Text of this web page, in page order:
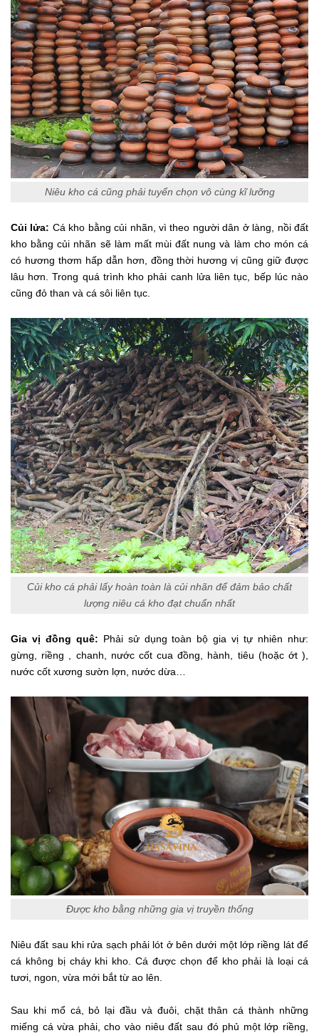
Niêu kho cá cũng phải tuyển chọn vô cùng kĩ lưỡng
Củi lửa: Cá kho bằng củi nhãn, vì theo người dân ở làng, nồi đất
kho bằng củi nhãn sẽ làm mất mùi đất nung và làm cho món cá
có hương thơm hấp dẫn hơn, đồng thời hương vị cũng giữ được
lâu hơn. Trong quá trình kho phải canh lửa liên tục, bếp lúc nào
cũng đỏ than và cá sôi liên tục.
Củi kho cá phải lấy hoàn toàn là củi nhãn để đảm bảo chất
lượng niêu cá kho đạt chuẩn nhất
Gia vị đồng quê: Phải sử dụng toàn bộ gia vị tự nhiên như:
gừng, riềng , chanh, nước cốt cua đồng, hành, tiêu (hoặc ớt ),
nước cốt xương sườn lợn, nước dừa…
Được kho bằng những gia vị truyền thống
Niêu đất sau khi rửa sạch phải lót ở bên dưới một lớp riềng lát để
cá không bị cháy khi kho. Cá được chọn để kho phải là loại cá
tươi, ngon, vừa mới bắt từ ao lên.
Sau khi mổ cá, bỏ lại đầu và đuôi, chặt thân cá thành những
miếng cá vừa phải, cho vào niêu đất sau đó phủ một lớp riềng,